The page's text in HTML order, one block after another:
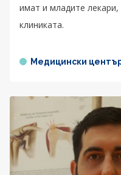
имат и младите
клиниката.
Медицински